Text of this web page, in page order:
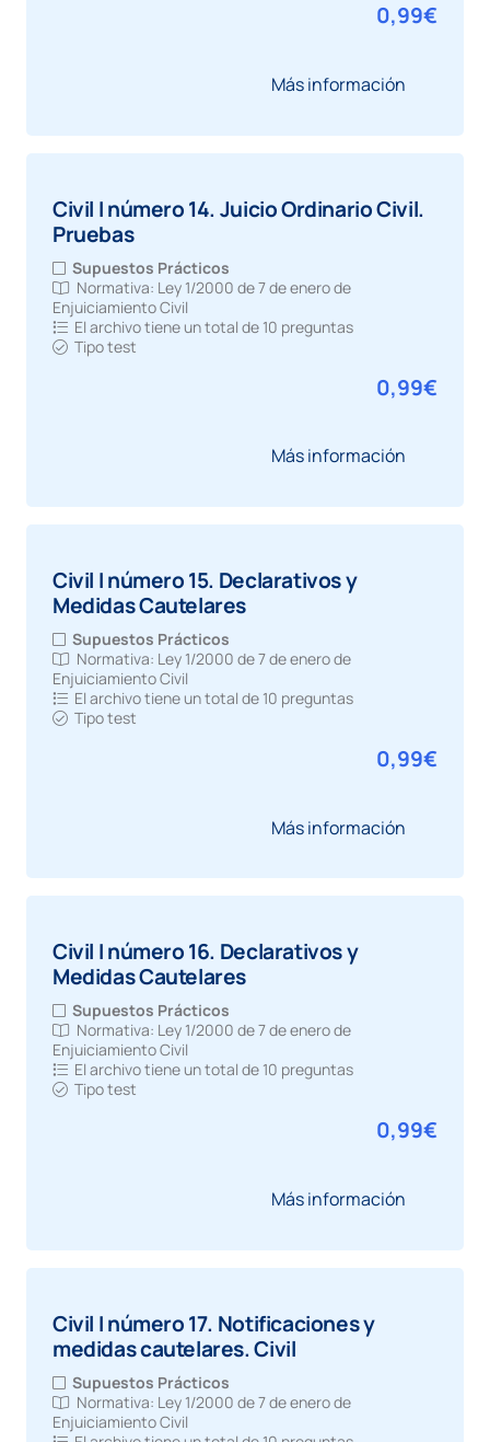
0,99€
Más información
Civil I número 14. Juicio Ordinario Civil.
Pruebas
Supuestos Prácticos
Normativa: Ley 1/2000 de 7 de enero de
Enjuiciamiento Civil
El archivo tiene un total de 10 preguntas
Tipo test
0,99€
Más información
Civil I número 15. Declarativos y
Medidas Cautelares
Supuestos Prácticos
Normativa: Ley 1/2000 de 7 de enero de
Enjuiciamiento Civil
El archivo tiene un total de 10 preguntas
Tipo test
0,99€
Más información
Civil I número 16. Declarativos y
Medidas Cautelares
Supuestos Prácticos
Normativa: Ley 1/2000 de 7 de enero de
Enjuiciamiento Civil
El archivo tiene un total de 10 preguntas
Tipo test
0,99€
Más información
Civil I número 17. Notificaciones y
medidas cautelares. Civil
Supuestos Prácticos
Normativa: Ley 1/2000 de 7 de enero de
Enjuiciamiento Civil